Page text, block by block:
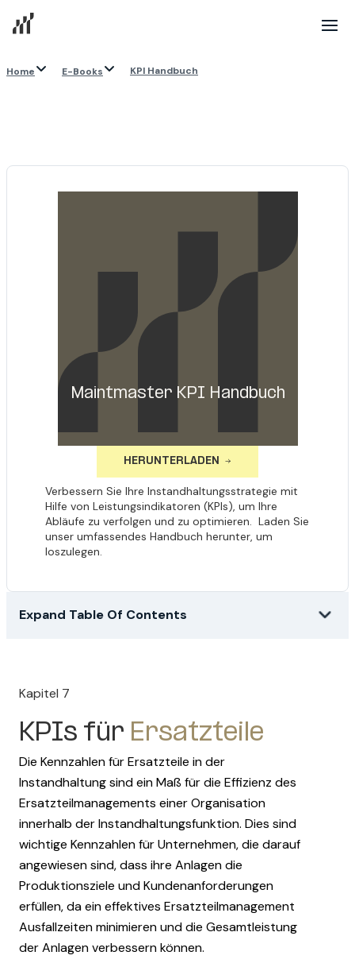
Home E-Books KPI Handbuch
Kapitel 7
KPIs für Ersatzteile
Die Kennzahlen für Ersatzteile in der
Instandhaltung sind ein Maß für die Effizienz des
Ersatzteilmanagements einer Organisation
innerhalb der Instandhaltungsfunktion. Dies sind
wichtige Kennzahlen für Unternehmen, die darauf
angewiesen sind, dass ihre Anlagen die
Produktionsziele und Kundenanforderungen
erfüllen, da ein effektives Ersatzteilmanagement
Ausfallzeiten minimieren und die Gesamtleistung
der Anlagen verbessern können.
Maintmaster KPI Handbuch
HERUNTERLADEN
Verbessern Sie Ihre Instandhaltungsstrategie mit
Hilfe von Leistungsindikatoren (KPIs), um Ihre
Abläufe zu verfolgen und zu optimieren. Laden Sie
unser umfassendes Handbuch herunter, um
loszulegen.
Expand Table Of Contents